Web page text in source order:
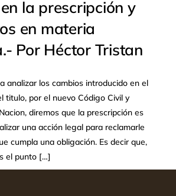
la prescripción y
en materia
Por Héctor Tristan
analizar los cambios introducido en el
titulo, por el nuevo Código Civil y
diremos que la prescripción es
una acción legal para reclamarle
cumpla una obligación. Es decir que,
el punto […]